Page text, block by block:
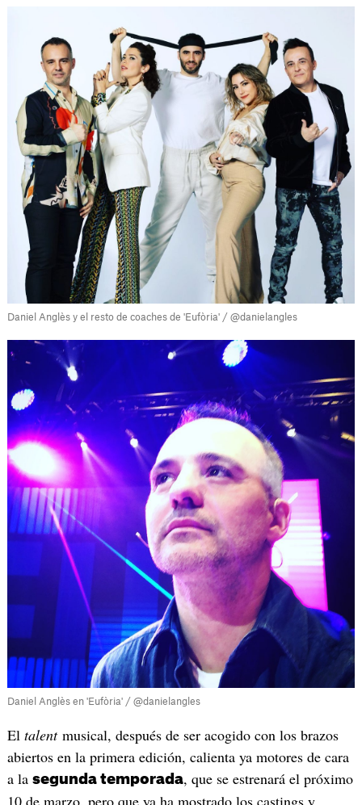
Daniel Anglès y el resto de coaches de 'Eufòria' / @danielangles
Daniel Anglès en 'Eufòria' / @danielangles
El talentmusical, después de ser acogido con los brazos
abiertos en la primera edición, calienta ya motores de cara
a la segunda temporada, que se estrenará el próximo
10 de marzo, pero que ya ha mostrado los castings y